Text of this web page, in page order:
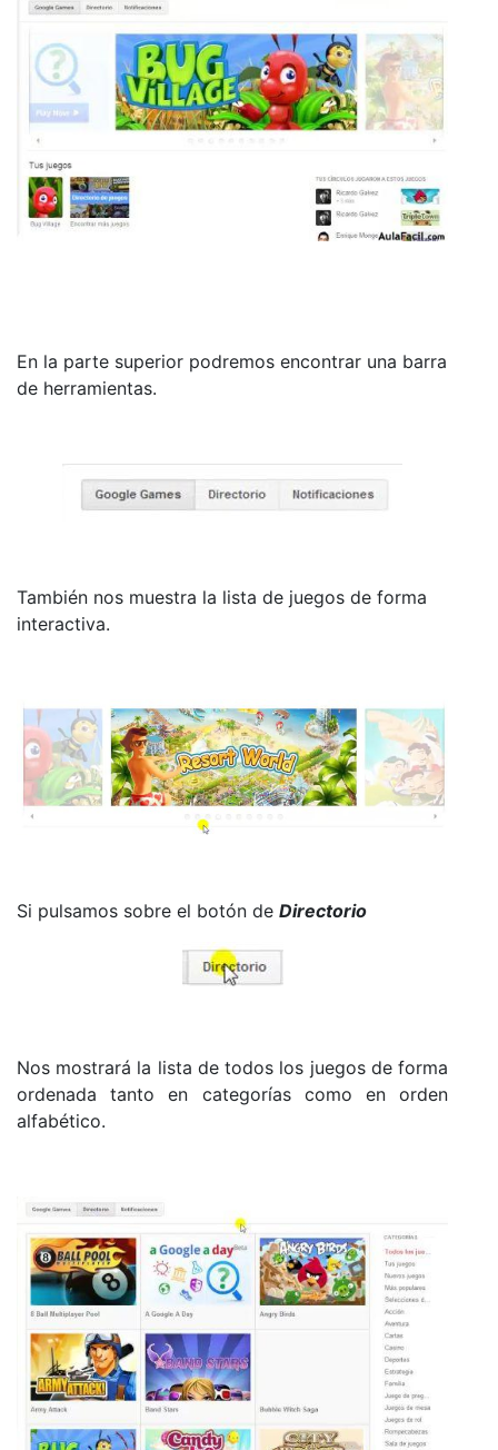
En la parte superior podremos encontrar una barra
de herramientas.
También nos muestra la lista de juegos de forma
interactiva.
Si pulsamos sobre el botón de Directorio
Nos mostrará la lista de todos los juegos de forma
ordenada tanto en categorías como en orden
alfabético.